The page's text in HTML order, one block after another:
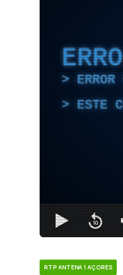
ESTE
RTP ANTENA 1 AÇORES